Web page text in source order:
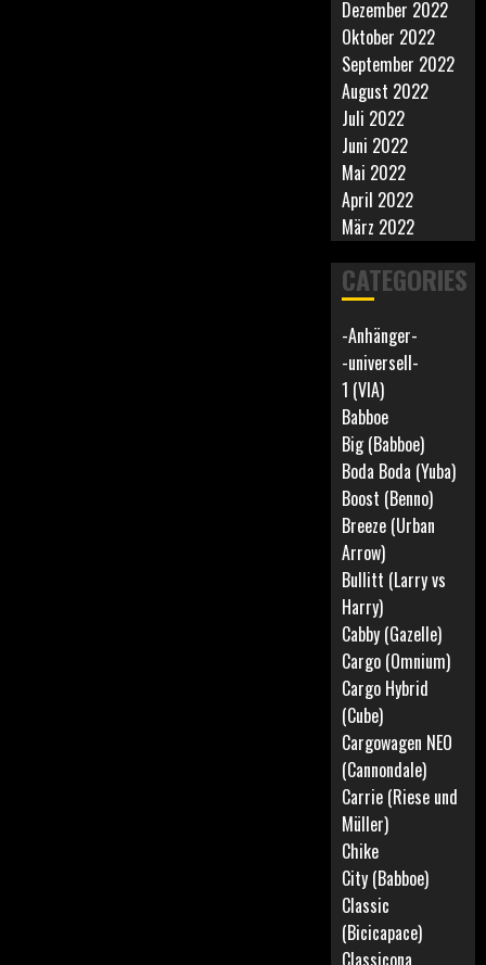
Dezember 2022
Oktober 2022
September 2022
August 2022
Juli 2022
Juni 2022
Mai 2022
April 2022
März 2022
CATEGORIES
-Anhänger-
-universell-
1 (VIA)
Babboe
Big (Babboe)
Boda Boda (Yuba)
Boost (Benno)
Breeze (Urban
Arrow)
Bullitt (Larry vs
Harry)
Cabby (Gazelle)
Cargo (Omnium)
Cargo Hybrid
(Cube)
Cargowagen NEO
(Cannondale)
Carrie (Riese und
Müller)
Chike
City (Babboe)
Classic
(Bicicapace)
Classicona